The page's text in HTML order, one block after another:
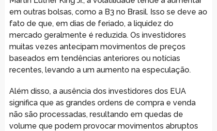
em outras bolsas, como a B3 no Brasil. Isso se deve ao
fato de que, em dias de feriado, a liquidez do
mercado geralmente é reduzida. Os investidores
muitas vezes antecipam movimentos de preços
baseados em tendências anteriores ou notícias
recentes, levando a um aumento na especulação.
Além disso, a ausência dos investidores dos EUA
significa que as grandes ordens de compra e venda
não são processadas, resultando em quedas de
volume que podem provocar movimentos abruptos